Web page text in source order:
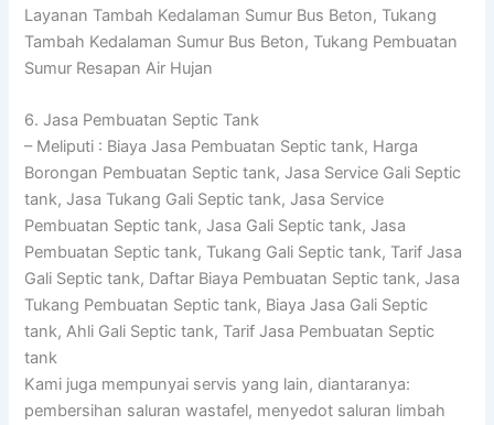
Layanan Tambah Kedalaman Sumur Bus Beton, Tukang
Tambah Kedalaman Sumur Bus Beton, Tukang Pembuatan
Sumur Resapan Air Hujan
6. Jasa Pembuatan Septic Tank
– Meliputi : Biaya Jasa Pembuatan Septic tank, Harga
Borongan Pembuatan Septic tank, Jasa Service Gali Septic
tank, Jasa Tukang Gali Septic tank, Jasa Service
Pembuatan Septic tank, Jasa Gali Septic tank, Jasa
Pembuatan Septic tank, Tukang Gali Septic tank, Tarif Jasa
Gali Septic tank, Daftar Biaya Pembuatan Septic tank, Jasa
Tukang Pembuatan Septic tank, Biaya Jasa Gali Septic
tank, Ahli Gali Septic tank, Tarif Jasa Pembuatan Septic
tank
Kami juga mempunyai servis yang lain, diantaranya:
pembersihan saluran wastafel, menyedot saluran limbah